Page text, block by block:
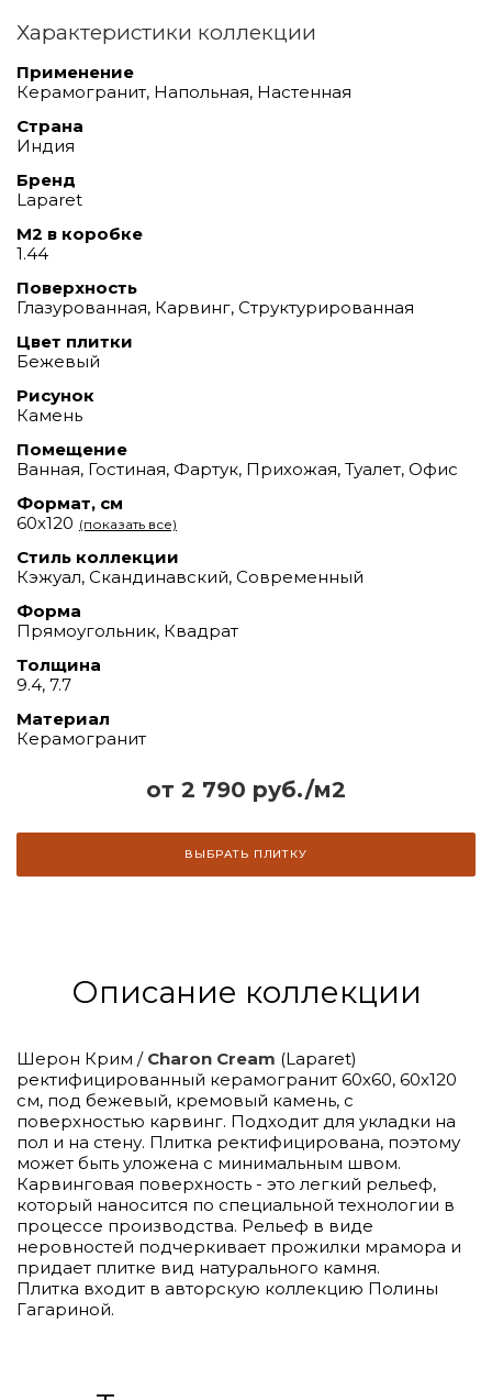
от 2 790 руб./м2
ВЫБРАТЬ ПЛИТКУ
Характеристики коллекции
Применение
Керамогранит, Напольная, Настенная
Страна
Индия
Бренд
Laparet
М2 в коробке
1.44
Поверхность
Глазурованная, Карвинг, Структурированная
Цвет плитки
Бежевый
Рисунок
Камень
Помещение
Ванная, Гостиная, Фартук, Прихожая, Туалет, Офис
Формат, см
60х120 (показать все)
Стиль коллекции
Кэжуал, Скандинавский, Современный
Форма
Прямоугольник, Квадрат
Толщина
9.4, 7.7
Материал
Керамогранит
Описание коллекции
Шерон Крим / Charon Cream (Laparet)
ректифицированный керамогранит 60х60, 60х120
см, под бежевый, кремовый камень, с
поверхностью карвинг. Подходит для укладки на
пол и на стену. Плитка ректифицирована, поэтому
может быть уложена с минимальным швом.
Карвинговая поверхность - это легкий рельеф,
который наносится по специальной технологии в
процессе производства. Рельеф в виде
неровностей подчеркивает прожилки мрамора и
придает плитке вид натурального камня.
Плитка входит в авторскую коллекцию Полины
Гагариной.